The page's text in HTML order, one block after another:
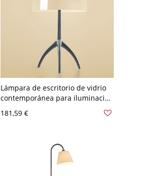
Lámpara de escritorio de vidrio
contemporánea para iluminación
de mesa en sala de estar - 110 A
120 V Beige 20,32 cm
181,59 €